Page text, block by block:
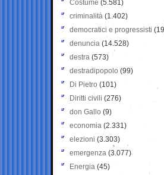
Costume (5.581)
criminalità (1.402)
democratici e progressisti
denuncia (14.528)
destra (573)
destradipopolo (99)
Di Pietro (101)
Diritti civili (276)
don Gallo (9)
economia (2.331)
elezioni (3.303)
emergenza (3.077)
Energia (45)